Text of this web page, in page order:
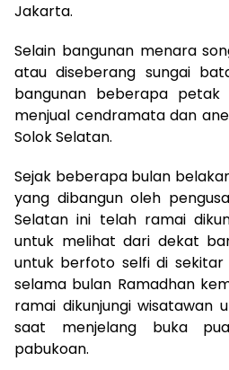
Jakarta.
Selain bangunan menara
atau diseberang sungai
bangunan beberapa
menjual cendramata dan
Solok Selatan.
Sejak beberapa bulan
yang dibangun oleh
Selatan ini telah ramai
untuk melihat dari dekat
untuk berfoto selfi di sekitar
selama bulan Ramadhan
ramai dikunjungi wisatawan
saat menjelang buka
pabukoan.